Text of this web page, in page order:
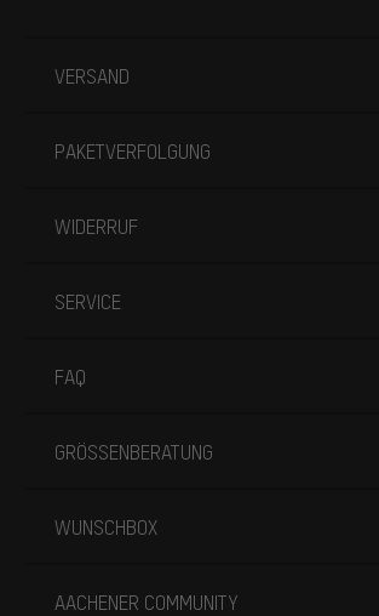
VERSAND
PAKETVERFOLGUNG
WIDERRUF
SERVICE
FAQ
GRÖSSENBERATUNG
WUNSCHBOX
AACHENER COMMUNITY